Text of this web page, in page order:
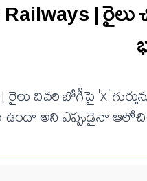
Railways |
| రైలు చివరి బోగీపై 'X'
అని ఎప్పుడైనా